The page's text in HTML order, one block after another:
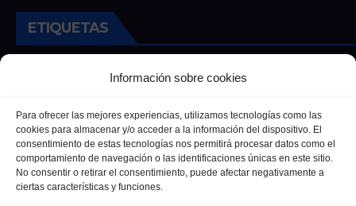
Información sobre cookies
Para ofrecer las mejores experiencias, utilizamos tecnologías como las
cookies para almacenar y/o acceder a la información del dispositivo. El
consentimiento de estas tecnologías nos permitirá procesar datos como el
comportamiento de navegación o las identificaciones únicas en este sitio.
No consentir o retirar el consentimiento, puede afectar negativamente a
ciertas características y funciones.
ETIQUETAS
Andalucía Cultura Deportes